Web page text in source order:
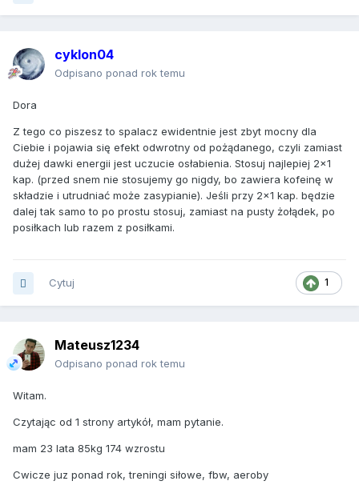
cyklon04
Odpisano ponad rok temu
Dora
Z tego co piszesz to spalacz ewidentnie jest zbyt mocny dla
Ciebie i pojawia się efekt odwrotny od pożądanego, czyli zamiast
dużej dawki energii jest uczucie osłabienia. Stosuj najlepiej 2x1
kap. (przed snem nie stosujemy go nigdy, bo zawiera kofeinę w
składzie i utrudniać może zasypianie). Jeśli przy 2x1 kap. będzie
dalej tak samo to po prostu stosuj, zamiast na pusty żołądek, po
posiłkach lub razem z posiłkami.
1
Cytuj
Mateusz1234
Odpisano ponad rok temu
Witam.
Czytając od 1 strony artykół, mam pytanie.
mam 23 lata 85kg 174 wzrostu
Cwicze juz ponad rok, treningi siłowe, fbw, aeroby